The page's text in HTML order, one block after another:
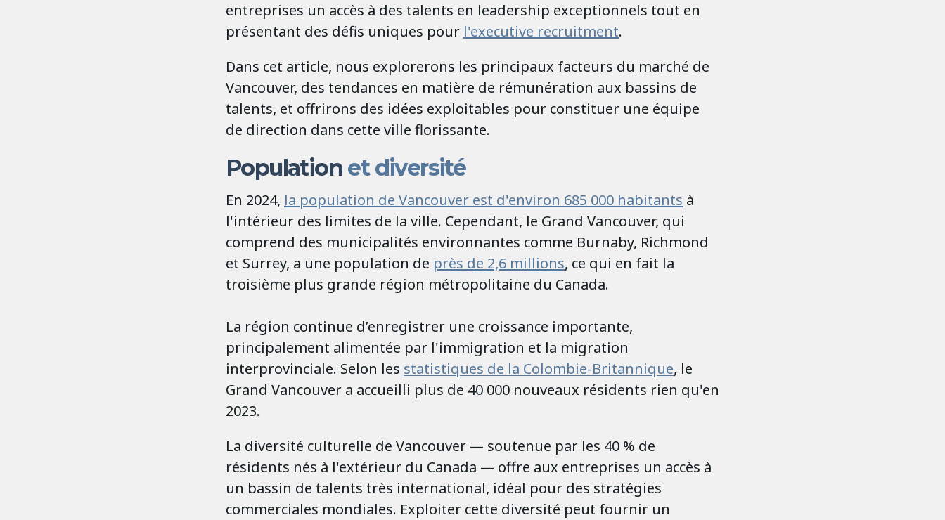
entreprises un accès à des talents en leadership exceptionnels tout en
présentant des défis uniques pour l'executive recruitment.
Dans cet article, nous explorerons les principaux facteurs du marché de
Vancouver, des tendances en matière de rémunération aux bassins de
talents, et offrirons des idées exploitables pour constituer une équipe
de direction dans cette ville florissante.
Population et diversité
En 2024, la population de Vancouver est d'environ 685 000 habitants à
l'intérieur des limites de la ville. Cependant, le Grand Vancouver, qui
comprend des municipalités environnantes comme Burnaby, Richmond
et Surrey, a une population de près de 2,6 millions, ce qui en fait la
troisième plus grande région métropolitaine du Canada.
La région continue d’enregistrer une croissance importante,
principalement alimentée par l'immigration et la migration
interprovinciale. Selon les statistiques de la Colombie-Britannique, le
Grand Vancouver a accueilli plus de 40 000 nouveaux résidents rien qu'en
2023.
La diversité culturelle de Vancouver — soutenue par les 40 % de
résidents nés à l'extérieur du Canada — offre aux entreprises un accès à
un bassin de talents très international, idéal pour des stratégies
commerciales mondiales. Exploiter cette diversité peut fournir un